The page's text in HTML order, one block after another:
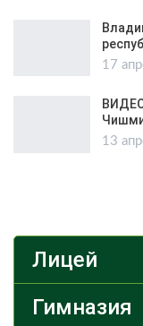
17
13
Лицей
Гимназия